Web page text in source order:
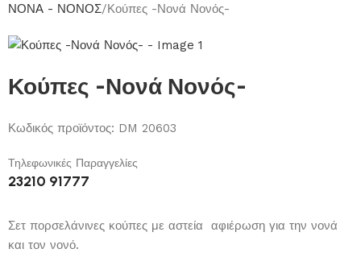
ΝΟΝΑ - ΝΟΝΟΣ Κούπες -Νονά Νονός-
Κούπες -Νονά Νονός-
Κωδικός προϊόντος: DM 20603
Τηλεφωνικές Παραγγελίες
23210 91777
Σετ πορσελάνινες κούπες με αστεία αφιέρωση για την νονά
και τον νονό.